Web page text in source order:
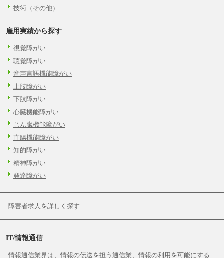
技術（その他）
雇用実績から探す
視覚障がい
聴覚障がい
音声言語機能障がい
上肢障がい
下肢障がい
心臓機能障がい
じん臓機能障がい
直腸機能障がい
知的障がい
精神障がい
発達障がい
障害者求人を詳しく探す
IT/情報通信
情報通信業界は、情報の伝送を担う通信業、情報の利用を可能にする